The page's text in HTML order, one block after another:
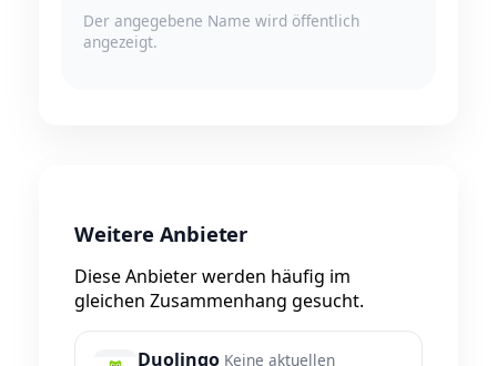
Der angegebene Name wird öffentlich
angezeigt.
Weitere Anbieter
Diese Anbieter werden häufig im
gleichen Zusammenhang gesucht.
Duolingo Keine aktuellen